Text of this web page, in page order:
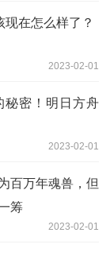
现在怎么样了？
2023-02-01
秘密！明日方舟
2023-02-01
百万年魂兽，但
筹
2023-02-01